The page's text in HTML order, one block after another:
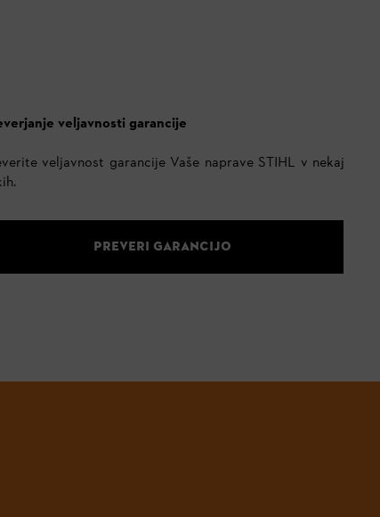
veljavnosti garancije
veljavnost garancije Vaše naprave STIHL v nekaj
PREVERI GARANCIJO